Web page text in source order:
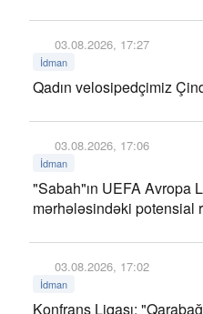
03.08.2026, 17:27
İdman
Qadın velosipedçimiz
03.08.2026, 17:06
İdman
"Sabah"ın UEFA Avropa
mərhələsindəki potensial
03.08.2026, 17:02
İdman
Konfrans Liqası: